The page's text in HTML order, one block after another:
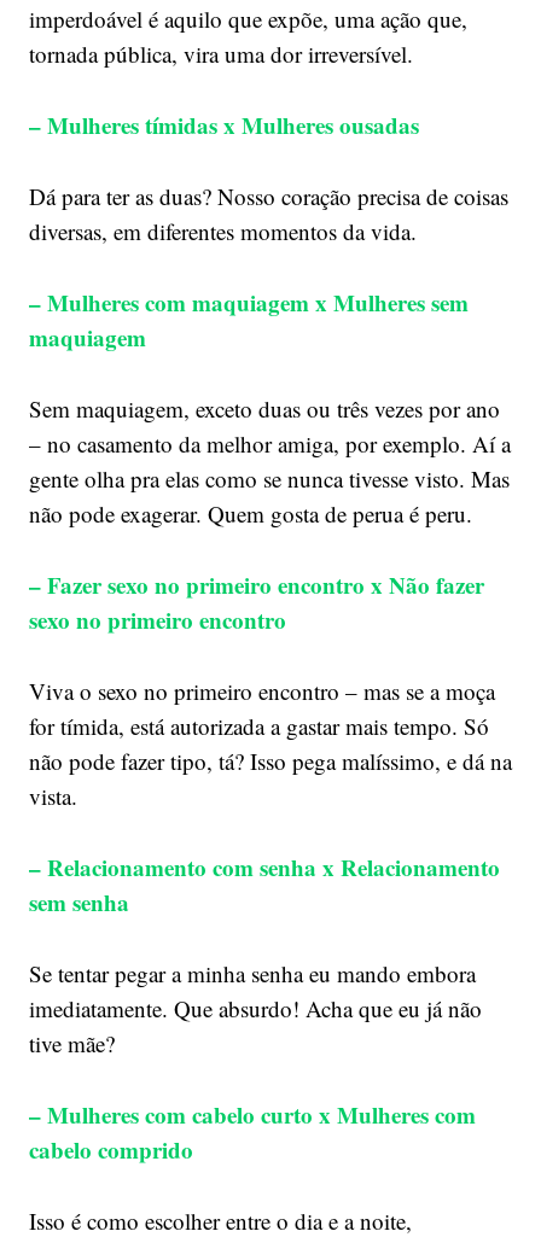
imperdoável é aquilo que expõe, uma ação que,
tornada pública, vira uma dor irreversível.
– Mulheres tímidas x Mulheres ousadas
Dá para ter as duas? Nosso coração precisa de coisas
diversas, em diferentes momentos da vida.
– Mulheres com maquiagem x Mulheres sem
maquiagem
Sem maquiagem, exceto duas ou três vezes por ano
– no casamento da melhor amiga, por exemplo. Aí a
gente olha pra elas como se nunca tivesse visto. Mas
não pode exagerar. Quem gosta de perua é peru.
– Fazer sexo no primeiro encontro x Não fazer
sexo no primeiro encontro
Viva o sexo no primeiro encontro – mas se a moça
for tímida, está autorizada a gastar mais tempo. Só
não pode fazer tipo, tá? Isso pega malíssimo, e dá na
vista.
– Relacionamento com senha x Relacionamento
sem senha
Se tentar pegar a minha senha eu mando embora
imediatamente. Que absurdo! Acha que eu já não
tive mãe?
– Mulheres com cabelo curto x Mulheres com
cabelo comprido
Isso é como escolher entre o dia e a noite,